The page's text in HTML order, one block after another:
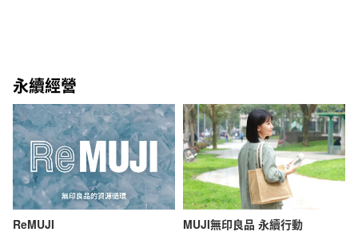
永續經營
ReMUJI MUJI無印良品 永續行動